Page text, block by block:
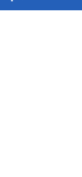
नेपाल राष्ट्र बैंक